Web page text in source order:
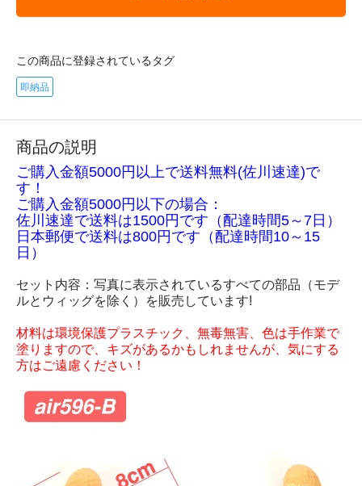
この商品に登録されているタグ
即納品
商品の説明
ご購入金額5000円以上で送料無料(佐川速達)で
す！
ご購入金額5000円以下の場合：
佐川速達で送料は1500円です（配達時間5～7日）
日本郵便で送料は800円です（配達時間10～15
日）
セット内容：写真に表示されているすべての部品（モデ
ルとウィッグを除く）を販売しています!
材料は環境保護プラスチック、無毒無害、色は手作業で
塗りますので、キズがあるかもしれませんが、気にする
方はご遠慮ください！